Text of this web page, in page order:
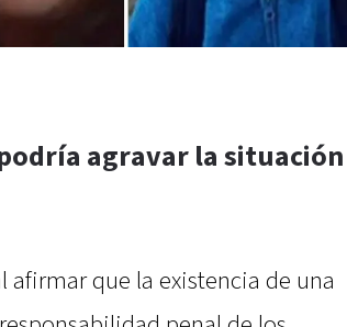
agravar la situación
que la existencia de una